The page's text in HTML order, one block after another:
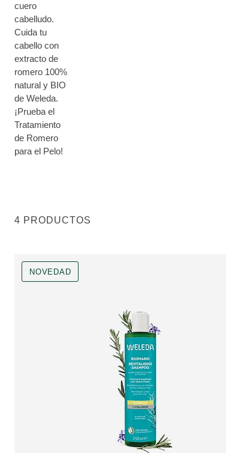
cuero
cabelludo.
Cuida tu
cabello con
extracto de
romero 100%
natural y BIO
de Weleda.
¡Prueba el
Tratamiento
de Romero
para el Pelo!
4 PRODUCTOS
NOVEDAD